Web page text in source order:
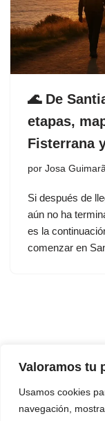
Valoramos tu
Usamos cookies
navegación,
🌊 De
etapas,
Fisterrana
por Josa
Si después de
aún no ha
es la
comenzar en